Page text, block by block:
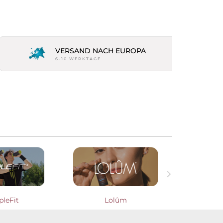
VERSAND NACH EUROPA
6-10 WERKTAGE
Lolûm
